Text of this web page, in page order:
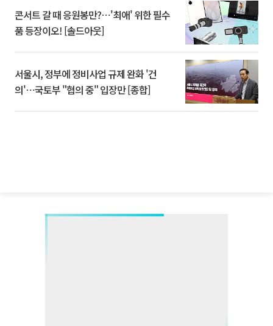
콘서트 갈 때 응원봉만?⋯'최애' 위한 필수
품 등장이오! [솔드아웃]
서울시, 정부에 정비사업 규제 완화 '건
의'⋯국토부 "협의 중" 입장만 [종합]